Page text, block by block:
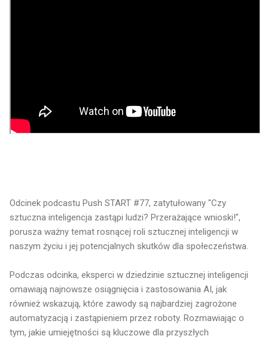
Odcinek podcastu Push START #77, zatytułowany "Czy
sztuczna inteligencja zastąpi ludzi? Przerażające wnioski!",
porusza ważny temat rosnącej roli sztucznej inteligencji w
naszym życiu i jej potencjalnych skutków dla społeczeństwa.
Podczas odcinka, eksperci w dziedzinie sztucznej inteligencji
omawiają najnowsze osiągnięcia i zastosowania AI, jak
również wskazują, które zawody są najbardziej zagrożone
automatyzacją i zastąpieniem przez roboty. Rozmawiając o
tym, jakie umiejętności są kluczowe dla przyszłych